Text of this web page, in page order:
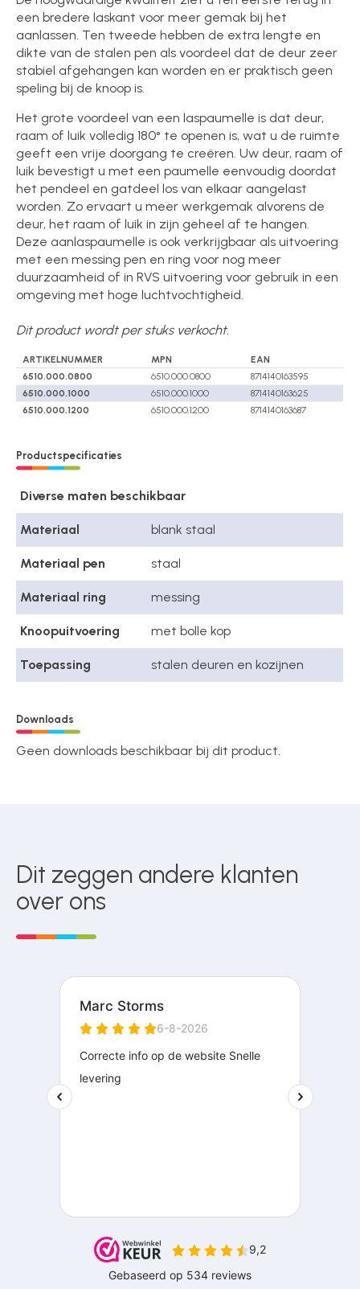
een bredere laskant voor meer gemak bij het
aanlassen. Ten tweede hebben de extra lengte en
dikte van de stalen pen als voordeel dat de deur zeer
stabiel afgehangen kan worden en er praktisch geen
speling bij de knoop is.
Het grote voordeel van een laspaumelle is dat deur,
raam of luik volledig 180° te openen is, wat u de ruimte
geeft een vrije doorgang te creëren. Uw deur, raam of
luik bevestigt u met een paumelle eenvoudig doordat
het pendeel en gatdeel los van elkaar aangelast
worden. Zo ervaart u meer werkgemak alvorens de
deur, het raam of luik in zijn geheel af te hangen.
Deze aanlaspaumelle is ook verkrijgbaar als uitvoering
met een messing pen en ring voor nog meer
duurzaamheid of in RVS uitvoering voor gebruik in een
omgeving met hoge luchtvochtigheid.
Dit product wordt per stuks verkocht.
ARTIKELNUMMER MPN
EAN
6510.000.0800
6510.000.0800
8714140163595
6510.000.1000
6510.000.1000
8714140163625
6510.000.1200
6510.000.1200 8714140163687
Productspecificaties
Diverse maten beschikbaar
Materiaal blank staal
Materiaal pen staal
Materiaal ring messing
Knoopuitvoering met bolle kop
Toepassing stalen deuren en kozijnen
Downloads
Geen downloads beschikbaar bij dit product.
Dit zeggen andere klanten
over ons